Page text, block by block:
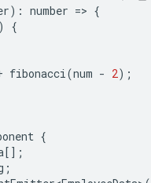
) : number => {
)
{
fibonacci(num - 2);
{
[];
;